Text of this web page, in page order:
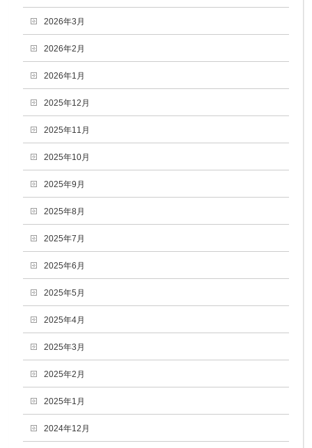
2026年3月
2026年2月
2026年1月
2025年12月
2025年11月
2025年10月
2025年9月
2025年8月
2025年7月
2025年6月
2025年5月
2025年4月
2025年3月
2025年2月
2025年1月
2024年12月